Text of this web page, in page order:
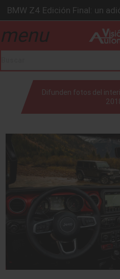
BMW Z4 Edición Final: un
Ventas se estabilizan: INEGI
Chirey lanzará su primera
menu
Difunden fotos del